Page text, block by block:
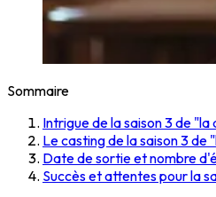
Sommaire
Intrigue de la saison 3 de "la
Le casting de la saison 3 de
Date de sortie et nombre
Succès et attentes pour la